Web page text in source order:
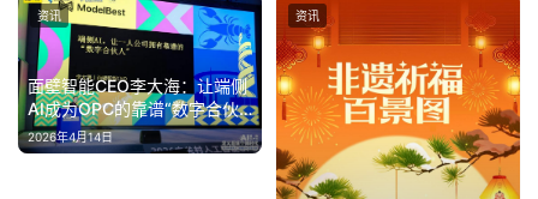
面壁智能CEO李大海：让端侧
AI成为OPC的靠谱“数字合伙
人”
2026年4月14日
资讯 资讯